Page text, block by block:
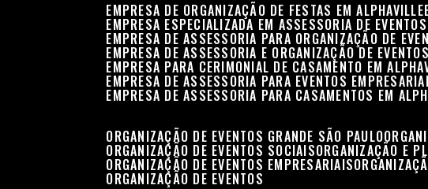
EMPRESA DE ORGANIZAÇÃO DE FESTAS EM ALPHAVILLE
EMPRESA ESPECIALIZADA EM ASSESSORIA DE
EMPRESA DE ASSESSORIA PARA ORGANIZAÇÃO DE
EMPRESA DE ASSESSORIA E ORGANIZAÇÃO DE
EMPRESA PARA CERIMONIAL DE CASAMENTO EM
EMPRESA DE ASSESSORIA PARA EVENTOS
EMPRESA DE ASSESSORIA PARA CASAMENTOS EM
ORGANIZAÇÃO DE EVENTOS GRANDE SÃO PAULO
ORGANIZAÇÃO DE EVENTOS SOCIAIS ORGANIZAÇÃO E
ORGANIZAÇÃO DE EVENTOS EMPRESARIAIS
ORGANIZAÇÃO DE EVENTOS